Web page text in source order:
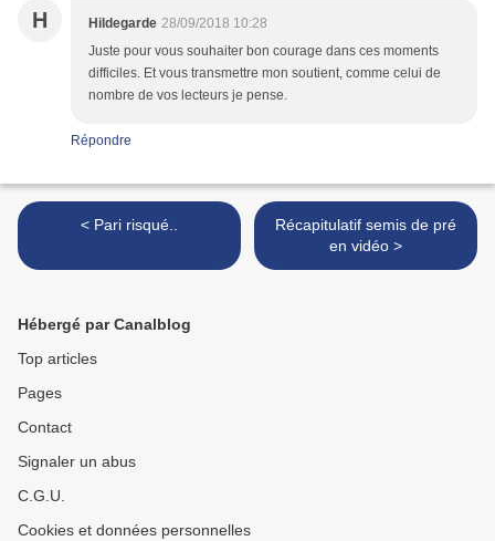
H Hildegarde 28/09/2018 10:28
Juste pour vous souhaiter bon courage dans ces moments
difficiles. Et vous transmettre mon soutient, comme celui de
nombre de vos lecteurs je pense.
Répondre
< Pari risqué..
Récapitulatif semis de pré
en vidéo >
Hébergé par Canalblog
Top articles
Pages
Contact
Signaler un abus
C.G.U.
Cookies et données personnelles